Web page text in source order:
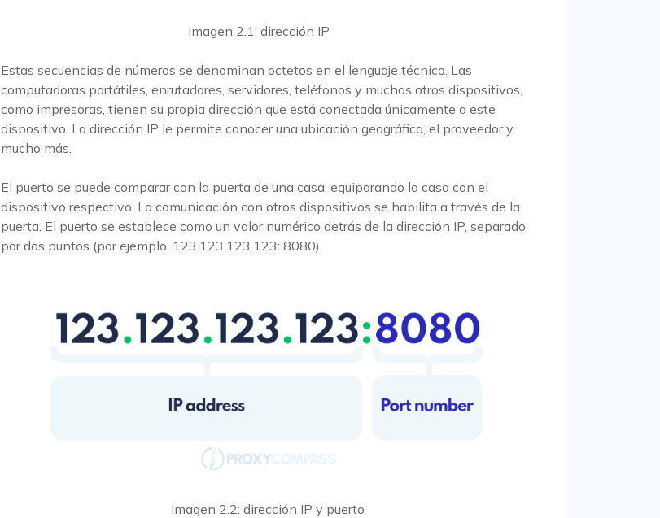
Imagen 2.1: dirección IP
Estas secuencias de números se denominan octetos en el lenguaje técnico. Las
computadoras portátiles, enrutadores, servidores, teléfonos y muchos otros dispositivos,
como impresoras, tienen su propia dirección que está conectada únicamente a este
dispositivo. La dirección IP le permite conocer una ubicación geográfica, el proveedor y
mucho más.
El puerto se puede comparar con la puerta de una casa, equiparando la casa con el
dispositivo respectivo. La comunicación con otros dispositivos se habilita a través de la
puerta. El puerto se establece como un valor numérico detrás de la dirección IP, separado
por dos puntos (por ejemplo, 123.123.123.123: 8080).
Imagen 2.2: dirección IP y puerto